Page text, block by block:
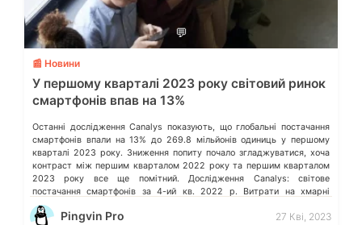
💬
📰 Новини
У першому кварталі 2023 року світовий ринок
смартфонів впав на 13%
Останні дослідження Canalys показують, що глобальні постачання
смартфонів впали на 13% до 269.8 мільйонів одиниць у першому
кварталі 2023 року. Зниження попиту почало згладжуватися, хоча
контраст між першим кварталом 2022 року та першим кварталом
2023 року все ще помітний. Дослідження Canalys: світове
постачання смартфонів за 4-ий кв. 2022 р. Витрати на хмарні
послуги в усьому […]
Pingvin Pro 27 Кві, 2023